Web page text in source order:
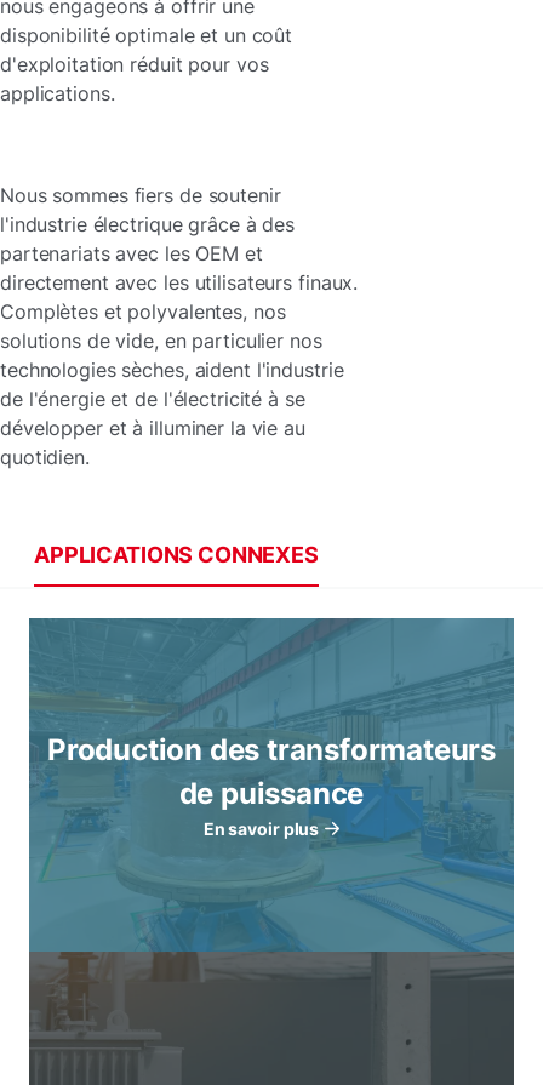
nous engageons à offrir une
disponibilité optimale et un coût
d'exploitation réduit pour vos
applications.
Nous sommes fiers de soutenir
l'industrie électrique grâce à des
partenariats avec les OEM et
directement avec les utilisateurs finaux.
Complètes et polyvalentes, nos
solutions de vide, en particulier nos
technologies sèches, aident l'industrie
de l'énergie et de l'électricité à se
développer et à illuminer la vie au
quotidien.
APPLICATIONS CONNEXES
Production des transformateurs
de puissance
En savoir plus